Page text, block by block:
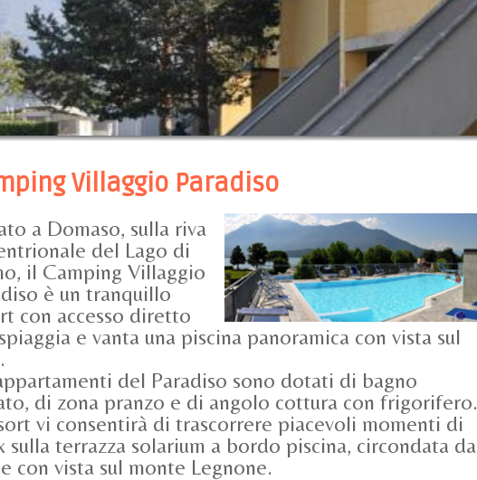
Villaggio Paradiso
a Domaso, sulla riva
del Lago di
il Camping Villaggio
è un tranquillo
con accesso diretto
e vanta una piscina panoramica con vista sul
del Paradiso sono dotati di bagno
di zona pranzo e di angolo cottura con frigorifero.
vi consentirà di trascorrere piacevoli momenti di
sulla terrazza solarium a bordo piscina, circondata da
con vista sul monte Legnone.